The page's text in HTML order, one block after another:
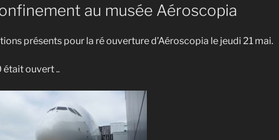
au musée Aéroscopia
présents pour la ré ouverture d’Aéroscopia le jeudi 21 mai.
était ouvert ..